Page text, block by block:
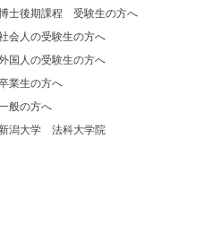
士後期課程 受験生の方へ
会人の受験生の方へ
国人の受験生の方へ
業生の方へ
般の方へ
新潟大学 法科大学院